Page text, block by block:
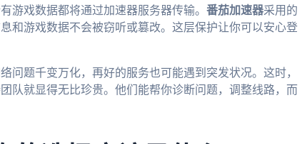
游戏数据都将通过加速器服务器传输。 番茄加速器采用的
和游戏数据不会被窃听或篡改。这层保护让你可以安心登
问题千变万化，再好的服务也可能遇到突发状况。这时，
队就显得无比珍贵。他们能帮你诊断问题，调整线路，而